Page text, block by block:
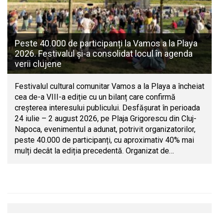
Peste 40.000 de participanți la Vamos a la Playa
2026. Festivalul și-a consolidat locul în agenda
verii clujene
Festivalul cultural comunitar Vamos a la Playa a încheiat
cea de-a VIII-a ediție cu un bilanț care confirmă
creșterea interesului publicului. Desfășurat în perioada
24 iulie – 2 august 2026, pe Plaja Grigorescu din Cluj-
Napoca, evenimentul a adunat, potrivit organizatorilor,
peste 40.000 de participanți, cu aproximativ 40% mai
mulți decât la ediția precedentă. Organizat de…